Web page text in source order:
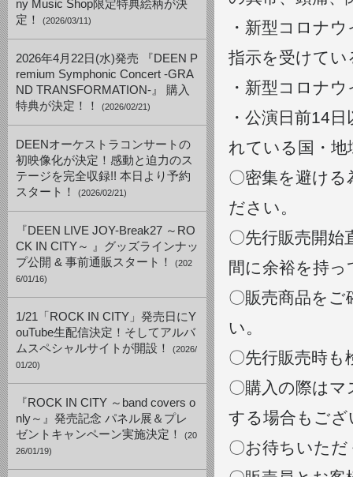
ny Music Shop限定特典絵柄が決
定！
(2026/03/11)
2026年4月22日(水)発売 『DEEN P
remium Symphonic Concert -GRA
ND TRANSFORMATION-』 購入
特典が決定！！
(2026/02/21)
DEENオーケストラコンサートの
初映像化が決定！感動と迫力のス
テージを完全収録!! 本日より予約
スタート！
(2026/02/21)
『DEEN LIVE JOY-Break27 ～RO
CK IN CITY～ 』グッズラインナッ
プ公開 & 事前通販スタート！
(202
6/01/16)
1/21「ROCK IN CITY」発売日にY
ouTube生配信決定！そしてアルバ
ムスペシャルサイトが開設！
(2026/
01/20)
『ROCK IN CITY ～band covers o
nly～』発売記念 パネル展＆プレ
ゼントキャンペーン実施決定！
(20
26/01/19)
・新型コロナ
指示を受けてい
・新型コロナ
・公演日前14
れている国・
〇密集を避け
ださい。
〇先行販売開始
間に余裕を持
〇販売商品を
い。
〇先行販売時
〇購入の際は
する場合もござ
〇お待ちいた